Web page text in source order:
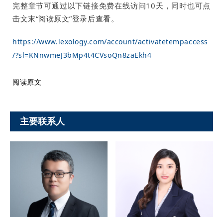
完整章节可通过以下链接免费在线访问10天，同时也可点
击文末“阅读原文”登录后查看。
https://www.lexology.com/account/activatetempaccess
/?sl=KNnwmeJ3bMp4t4CVsoQn8zaEkh4
阅读原文
主要联系人